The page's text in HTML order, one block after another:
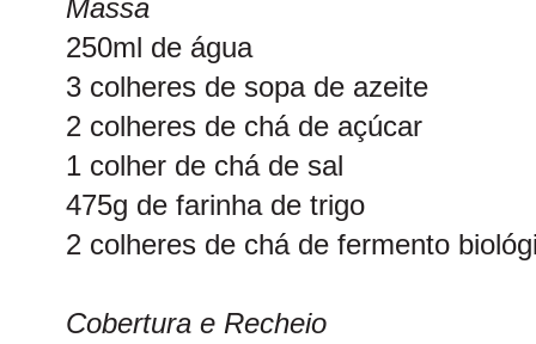
Massa
250ml de água
3 colheres de sopa de azeite
2 colheres de chá de açúcar
1 colher de chá de sal
475g de farinha de trigo
2 colheres de chá de fermento
Cobertura e Recheio